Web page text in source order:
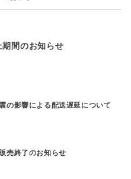
間のお知らせ
の影響による配送遅延について
売終了のお知らせ